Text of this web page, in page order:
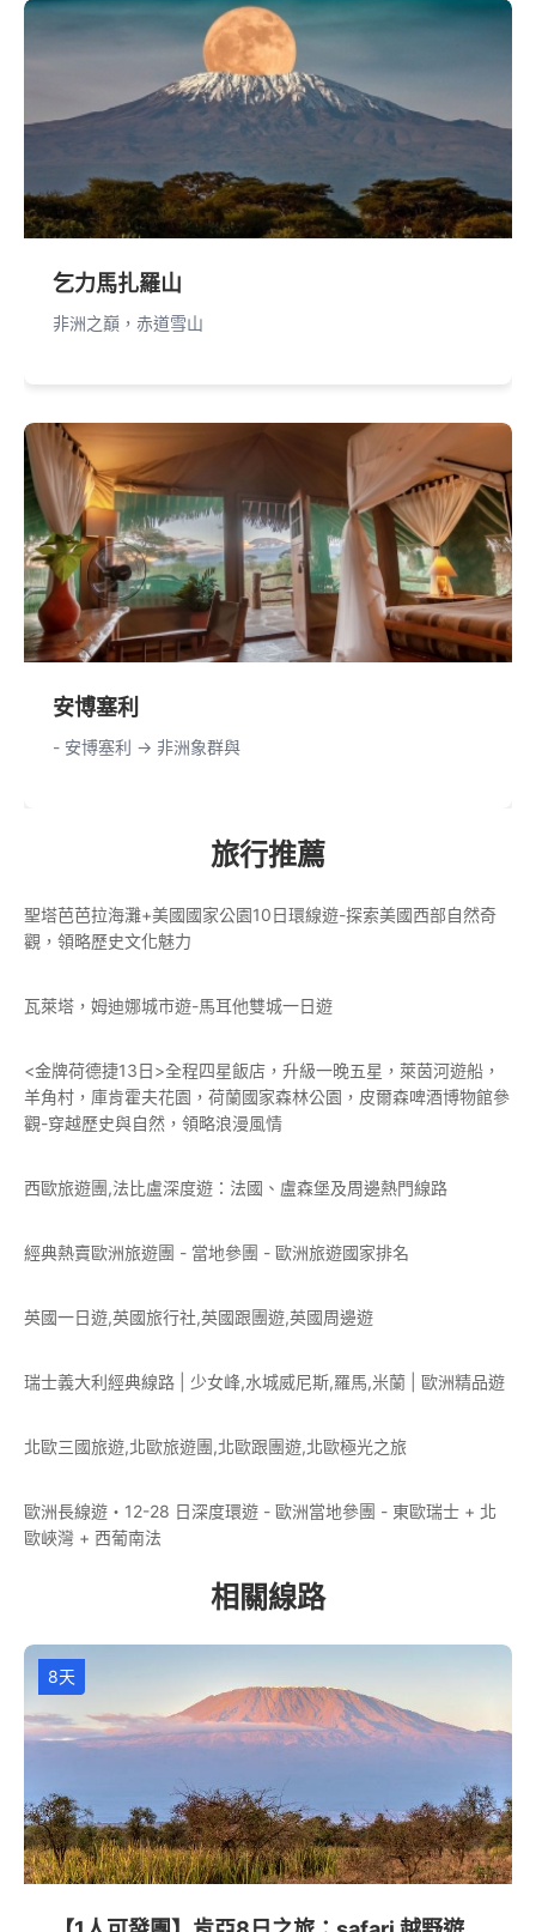
乞力馬扎羅山
非洲之巔，赤道雪山
安博塞利
- 安博塞利 -> 非洲象群與
旅行推薦
聖塔芭芭拉海灘+美國國家公園10日環線遊-探索美國西部自然奇
觀，領略歷史文化魅力
瓦萊塔，姆迪娜城市遊-馬耳他雙城一日遊
<金牌荷德捷13日>全程四星飯店，升級一晚五星，萊茵河遊船，
羊角村，庫肯霍夫花園，荷蘭國家森林公園，皮爾森啤酒博物館參
觀-穿越歷史與自然，領略浪漫風情
西歐旅遊團,法比盧深度遊：法國、盧森堡及周邊熱門線路
經典熱賣歐洲旅遊團 - 當地參團 - 歐洲旅遊國家排名
英國一日遊,英國旅行社,英國跟團遊,英國周邊遊
瑞士義大利經典線路 | 少女峰,水城威尼斯,羅馬,米蘭 | 歐洲精品遊
北歐三國旅遊,北歐旅遊團,北歐跟團遊,北歐極光之旅
歐洲長線遊・12-28 日深度環遊 - 歐洲當地參團 - 東歐瑞士 + 北
歐峽灣 + 西葡南法
相關線路
8天